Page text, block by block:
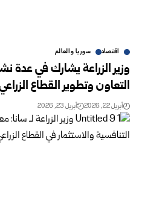
اقتصاد سوريا والعالم
وزير الزراعة يشارك في عدة
التعاون وتطوير القطاع
أبريل 22, 2026 أبريل 23, 2026